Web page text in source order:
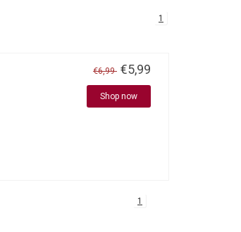
1
€6,99 €5,99
Shop now
1